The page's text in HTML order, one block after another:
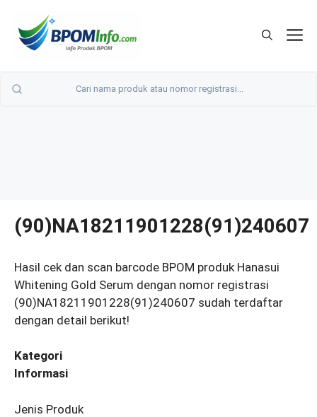
(90)NA18211901228(91)240607
Hasil cek dan scan barcode BPOM produk Hanasui
Whitening Gold Serum dengan nomor registrasi
(90)NA18211901228(91)240607 sudah terdaftar
dengan detail berikut!
Kategori
Informasi
Jenis Produk